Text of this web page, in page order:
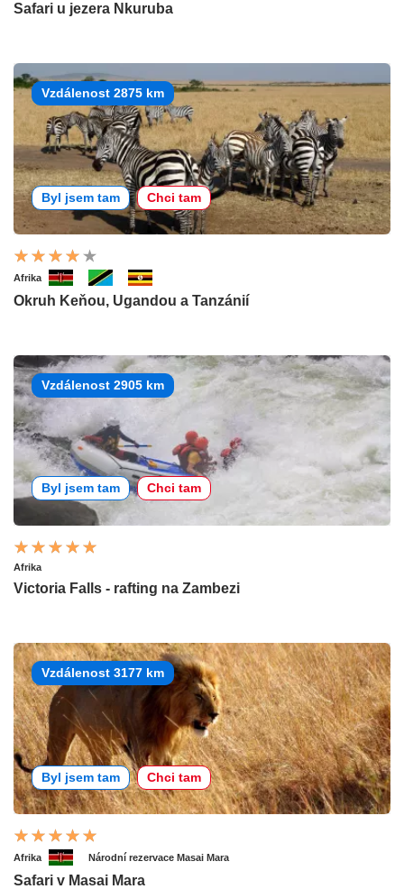
Safari u jezera Nkuruba
Vzdálenost 2875 km
Byl jsem tam Chci tam
Afrika
Okruh Keňou, Ugandou a Tanzánií
Vzdálenost 2905 km
Byl jsem tam Chci tam
Afrika
Victoria Falls - rafting na Zambezi
Vzdálenost 3177 km
Byl jsem tam Chci tam
Afrika Národní rezervace Masai Mara
Safari v Masai Mara